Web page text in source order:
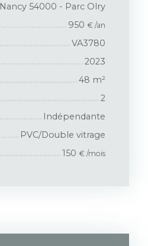
Nancy 54000 - Parc Olry
950 € /an
VA3780
2023
48 m²
2
Indépendante
PVC/Double vitrage
150 € /mois